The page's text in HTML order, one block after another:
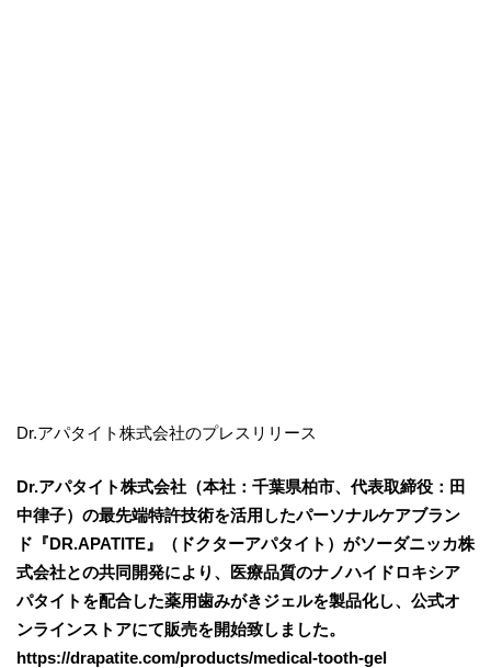
Dr.アパタイト株式会社のプレスリリース
Dr.アパタイト株式会社（本社：千葉県柏市、代表取締役：田
中律子）の最先端特許技術を活用したパーソナルケアブラン
ド『DR.APATITE』（ドクターアパタイト）がソーダニッカ株
式会社との共同開発により、医療品質のナノハイドロキシア
パタイトを配合した薬用歯みがきジェルを製品化し、公式オ
ンラインストアにて販売を開始致しました。
https://drapatite.com/products/medical-tooth-gel